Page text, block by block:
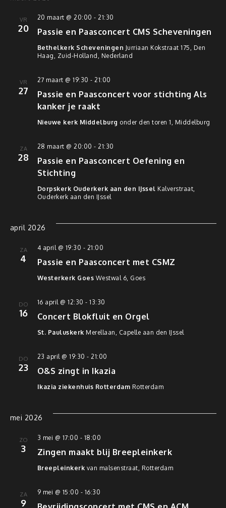
VR
20 Passie en Paasconcert CMS Scheveningen
20 maart @ 20:00 - 21:30
Bethelkerk Scheveningen Jurriaan Kokstraat 175, Den
Haag, Zuid-Holland, Nederland
VR
27
Passie en Paasconcert voor stichting Als
kanker je raakt
27 maart @ 19:30 - 21:00
Nieuwe kerk Middelburg onder den toren 1, Middelburg
ZA
28
Passie en Paasconcert Oefening en
Stichting
28 maart @ 20:00 - 21:30
Dorpskerk Ouderkerk aan den IJssel Kalverstraat,
Ouderkerk aan den IJssel
april 2026
ZA
4 Passie en Paasconcert met CSMZ
4 april @ 19:30 - 21:00
Westerkerk Goes Westwal 6, Goes
DO
16 Concert Blokfluit en Orgel
16 april @ 12:30 - 13:30
St. Pauluskerk Merellaan, Capelle aan den IJssel
DO
23 O&S zingt in Ikazia
23 april @ 19:30 - 21:00
Ikazia ziekenhuis Rotterdam Rotterdam
mei 2026
ZO
3 Zingen maakt blij Breepleinkerk
3 mei @ 17:00 - 18:00
Breepleinkerk van malsenstraat, Rotterdam
ZA
9
9 mei @ 15:00 - 16:30